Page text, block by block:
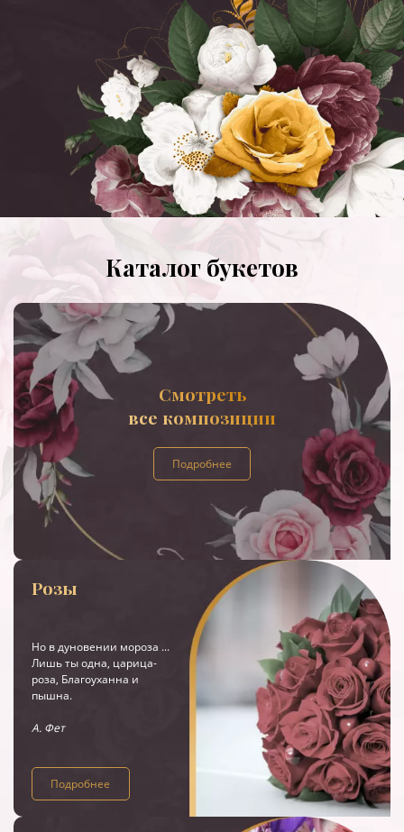
Каталог букетов
Смотреть
все композиции
Подробнее
Розы
Но в дуновении мороза ...
Лишь ты одна, царица-
роза, Благоуханна и
пышна.
А. Фет
Подробнее